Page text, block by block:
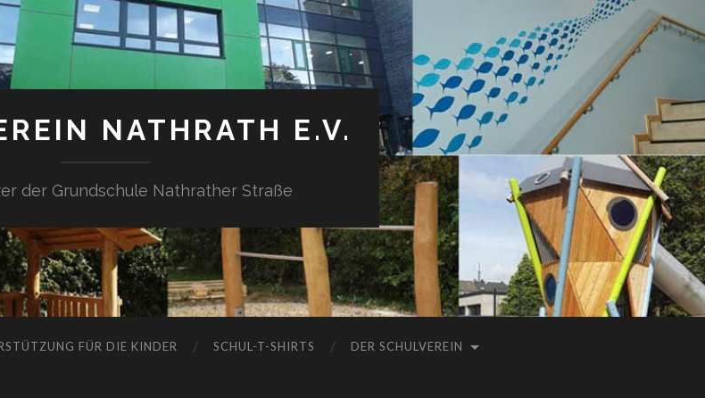
NATHRATH E.V.
der Grundschule Nathrather Straße
FÜR DIE KINDER SCHUL-T-SHIRTS DER SCHULVEREIN